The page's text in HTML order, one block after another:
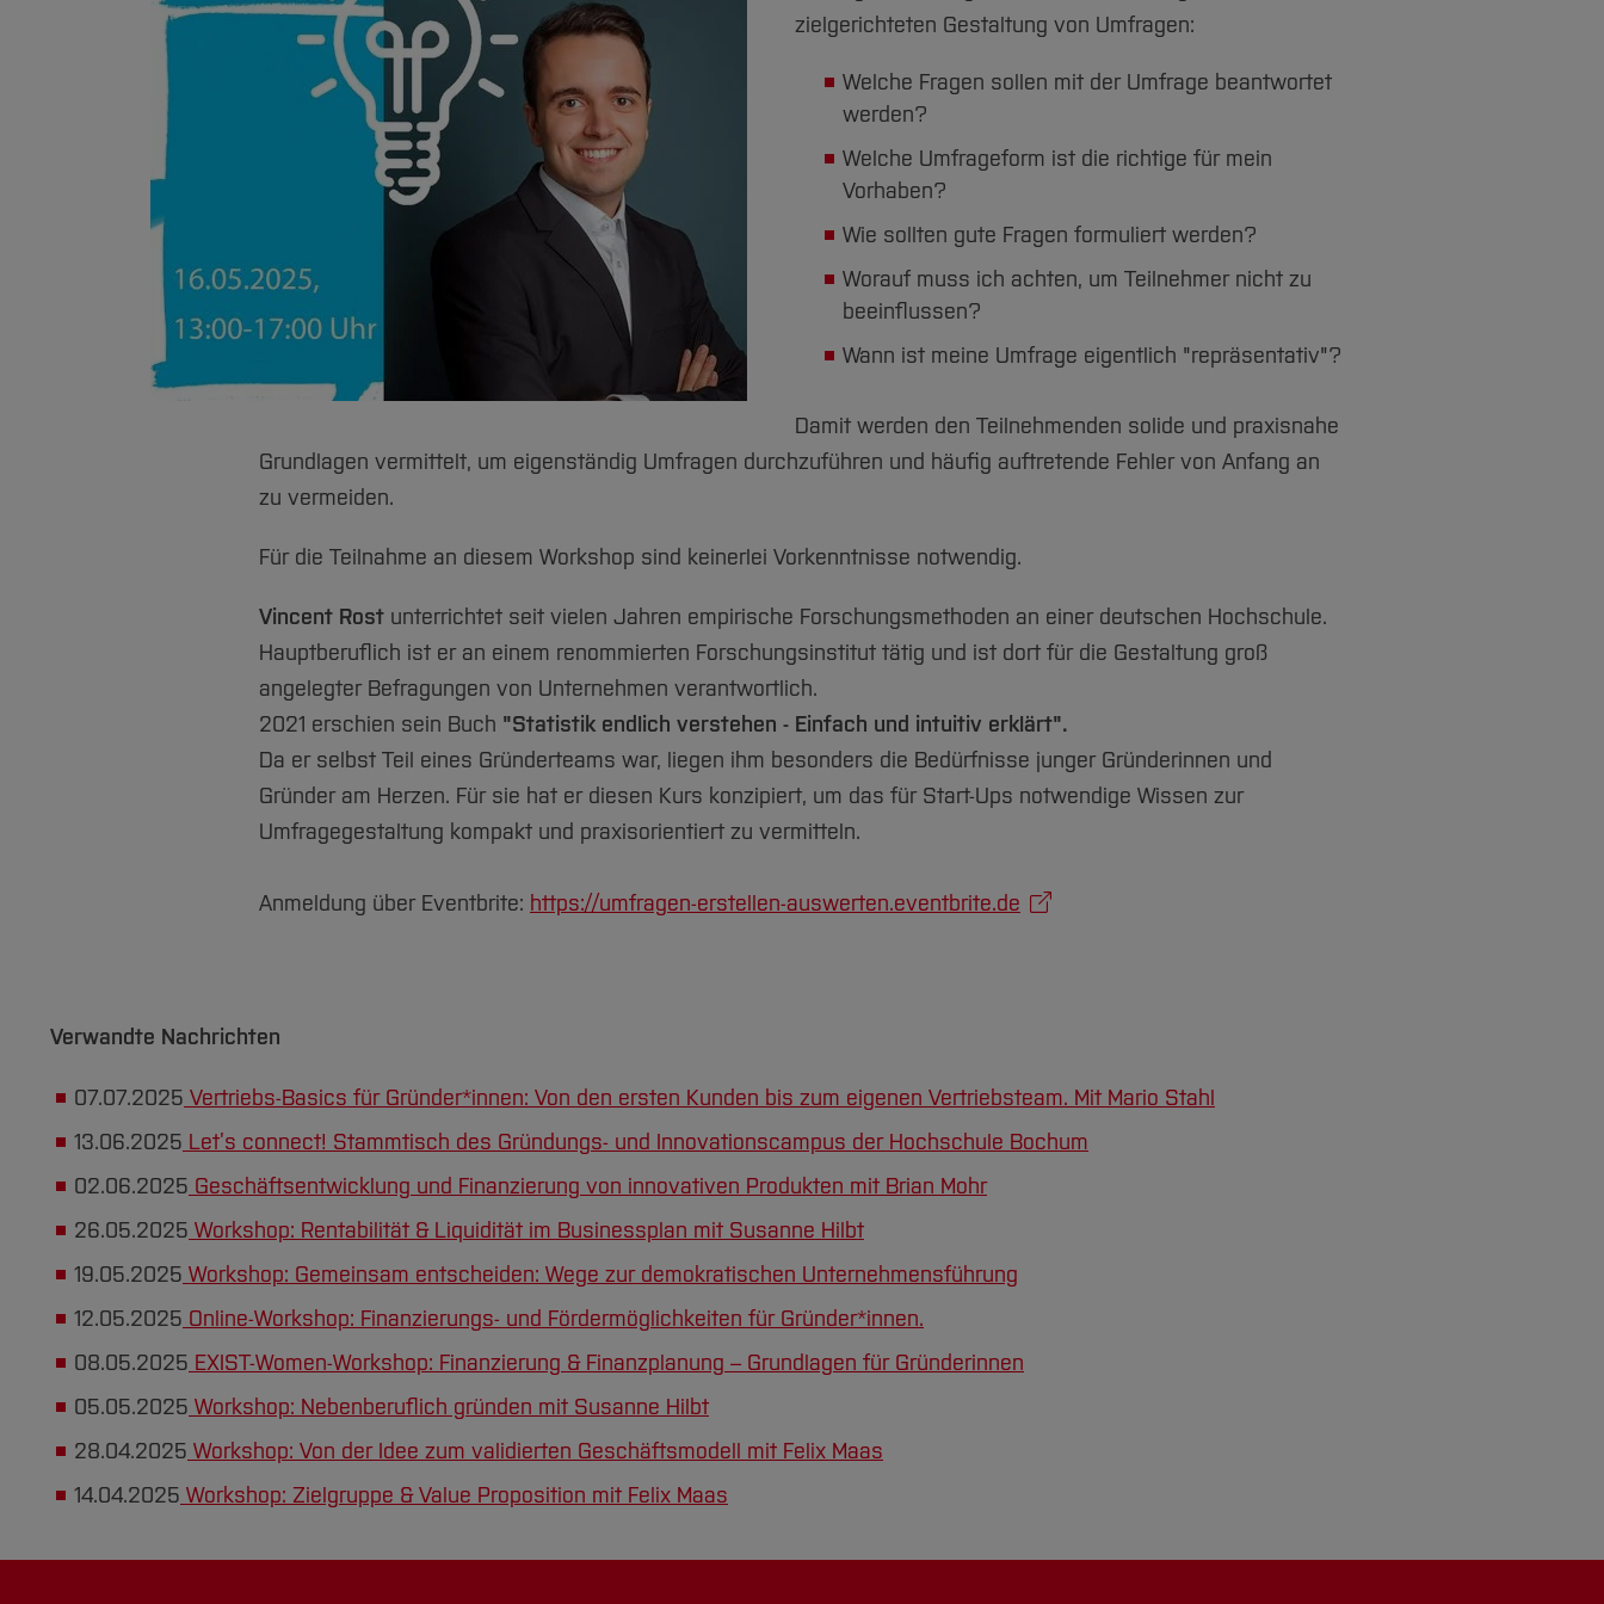
zielgerichteten Gestaltung von Umfragen:
Welche Fragen sollen mit der Umfrage beantwortet
werden?
Welche Umfrageform ist die richtige für mein
Vorhaben?
Wie sollten gute Fragen formuliert werden?
Worauf muss ich achten, um Teilnehmer nicht zu
beeinflussen?
Wann ist meine Umfrage eigentlich "repräsentativ"?
Damit werden den Teilnehmenden solide und praxisnahe
Grundlagen vermittelt, um eigenständig Umfragen durchzuführen und häufig auftretende Fehler von Anfang an
zu vermeiden.
Für die Teilnahme an diesem Workshop sind keinerlei Vorkenntnisse notwendig.
Vincent Rost unterrichtet seit vielen Jahren empirische Forschungsmethoden an einer deutschen Hochschule.
Hauptberuflich ist er an einem renommierten Forschungsinstitut tätig und ist dort für die Gestaltung groß
angelegter Befragungen von Unternehmen verantwortlich.
2021 erschien sein Buch "Statistik endlich verstehen - Einfach und intuitiv erklärt".
Da er selbst Teil eines Gründerteams war, liegen ihm besonders die Bedürfnisse junger Gründerinnen und
Gründer am Herzen. Für sie hat er diesen Kurs konzipiert, um das für Start-Ups notwendige Wissen zur
Umfragegestaltung kompakt und praxisorientiert zu vermitteln.
Anmeldung über Eventbrite: https://umfragen-erstellen-auswerten.eventbrite.de
Verwandte Nachrichten
07.07.2025 Vertriebs-Basics für Gründer*innen: Von den ersten Kunden bis zum eigenen Vertriebsteam. Mit Mario Stahl
13.06.2025 Let’s connect! Stammtisch des Gründungs- und Innovationscampus der Hochschule Bochum
02.06.2025 Geschäftsentwicklung und Finanzierung von innovativen Produkten mit Brian Mohr
26.05.2025 Workshop: Rentabilität & Liquidität im Businessplan mit Susanne Hilbt
19.05.2025 Workshop: Gemeinsam entscheiden: Wege zur demokratischen Unternehmensführung
12.05.2025 Online-Workshop: Finanzierungs- und Fördermöglichkeiten für Gründer*innen.
08.05.2025 EXIST-Women-Workshop: Finanzierung & Finanzplanung – Grundlagen für Gründerinnen
05.05.2025 Workshop: Nebenberuflich gründen mit Susanne Hilbt
28.04.2025 Workshop: Von der Idee zum validierten Geschäftsmodell mit Felix Maas
14.04.2025 Workshop: Zielgruppe & Value Proposition mit Felix Maas